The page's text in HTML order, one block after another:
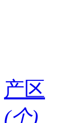
产区
(个)